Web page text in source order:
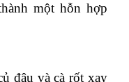
một hỗn hợp
đậu và cà rốt xay